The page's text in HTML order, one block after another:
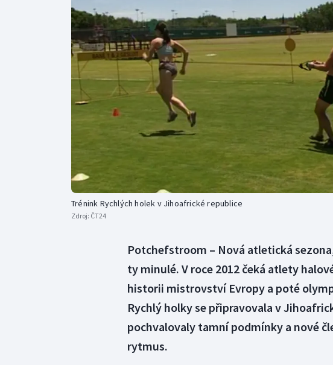
Dostihy
Florbal
Futsal
Golf
Gymnastika
Trénink Rychlých holek v Jihoafrické republice
Zdroj: ČT24
Potchefstroom – Nová atletická
ty minulé. V roce 2012 čeká atlety
historii mistrovství Evropy a poté
Rychlý holky se připravovala v
pochvalovaly tamní podmínky a nové
rytmus.